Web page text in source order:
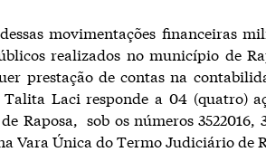
movimentações financeiras
realizados no município de
prestação de contas na
Talita Laci responde a 04 (quatro)
Raposa, sob os números 3522016,
Vara Única do Termo Judiciário de